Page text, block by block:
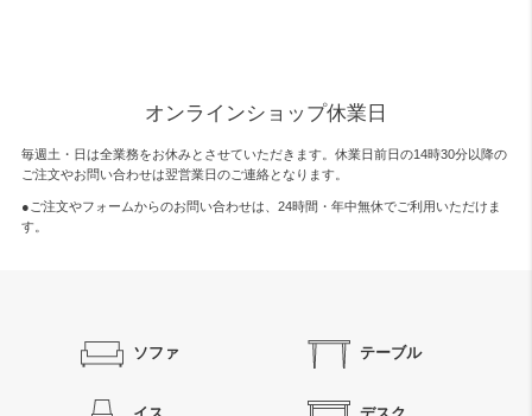
オンラインショップ休業日
毎週土・日は全業務をお休みとさせていただきます。休業日前日の14時30分以降の
ご注文やお問い合わせは翌営業日のご連絡となります。
●ご注文やフォームからのお問い合わせは、 24時間・年中無休でご利用いただけま
す。
ソファ テーブル